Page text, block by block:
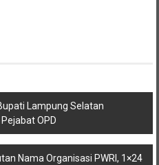
Lampung Selatan
OPD
Nama Organisasi PWRI, 1×24